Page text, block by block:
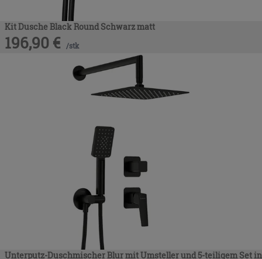
Kit Dusche Black Round Schwarz matt
196,90 € /stk
Unterputz-Duschmischer Blur mit Umsteller und 5-teiligem Set in